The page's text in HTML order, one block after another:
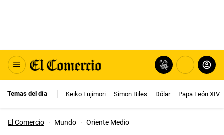
Temas del día Keiko Fujimori Simon Biles Dólar Papa León XIV
El Comercio · Mundo · Oriente Medio